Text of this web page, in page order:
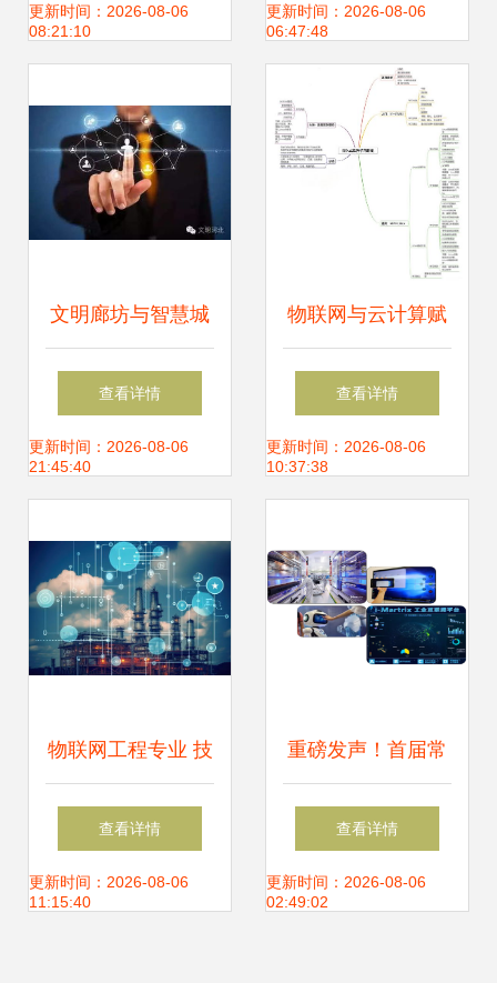
康最新趋势与物联
更新时间：2026-08-06
08:21:10
20家初创巨头雏形
更新时间：2026-08-06
06:47:48
文明廊坊与智慧城
管 不可小觑的物联
网技术研发
查看详情
更新时间：2026-08-06
21:45:40
物联网与云计算赋
能智慧农业 农业生
产效率革新之路
查看详情
更新时间：2026-08-06
10:37:38
物联网工程专业 技
术融合与未来发展
查看详情
更新时间：2026-08-06
11:15:40
重磅发声！首届常
州工博会会场展示
五大亮点揭秘 物联
查看详情
更新时间：2026-08-06
02:49:02